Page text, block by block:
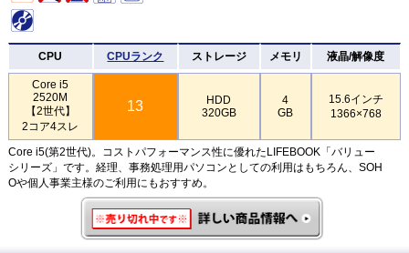
CPU CPUランク ストレージ メモリ 液晶/解像度
Core i5
2520M
【2世代】
2コア4スレ
13
HDD
320GB
4
GB
15.6インチ
1366×768
Core i5(第2世代)。コストパフォーマンス性に優れたLIFEBOOK「バリュー
シリーズ」です。経理、事務処理用パソコンとしての利用はもちろん、SOH
Oや個人事業主様のご利用にもおすすめ。